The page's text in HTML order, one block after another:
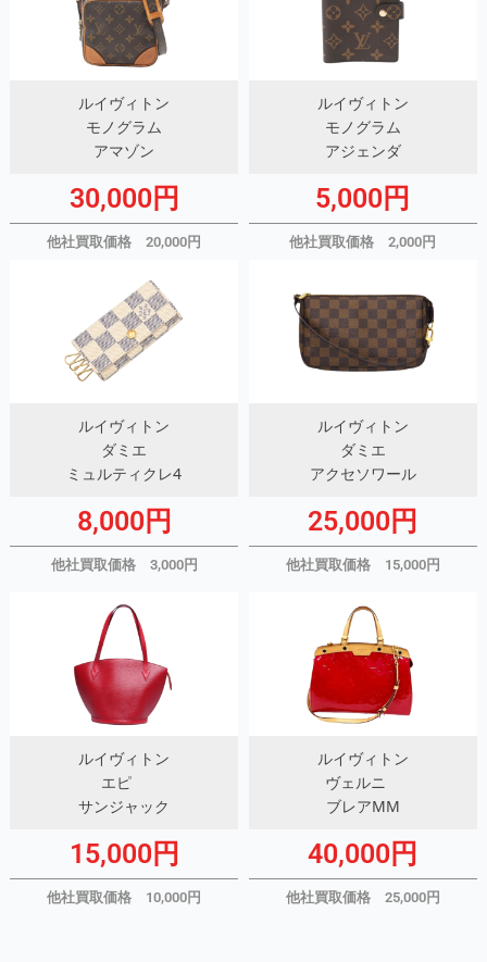
ルイヴィトン
モノグラム
アマゾン
30,000円
他社買取価格 20,000円
ルイヴィトン
モノグラム
アジェンダ
5,000円
他社買取価格 2,000円
ルイヴィトン
ダミエ
ミュルティクレ4
8,000円
他社買取価格 3,000円
ルイヴィトン
ダミエ
アクセソワール
25,000円
他社買取価格 15,000円
ルイヴィトン
エピ
サンジャック
15,000円
他社買取価格 10,000円
ルイヴィトン
ヴェルニ
ブレアMM
40,000円
他社買取価格 25,000円